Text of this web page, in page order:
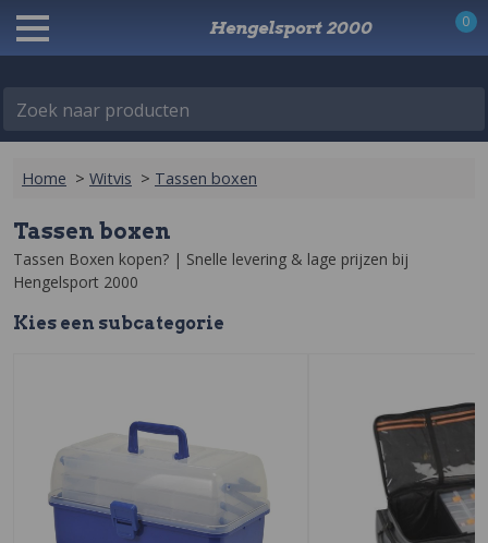
Zoek naar producten
Hengelsport 2000 0
Home > Witvis > Tassen boxen
Tassen boxen
Tassen Boxen kopen? | Snelle levering & lage prijzen‎ bij
Hengelsport 2000
Kies een subcategorie